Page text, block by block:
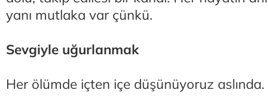
yanı mutlaka var çünkü.
Sevgiyle uğurlanmak
Her ölümde içten içe düşünüyoruz